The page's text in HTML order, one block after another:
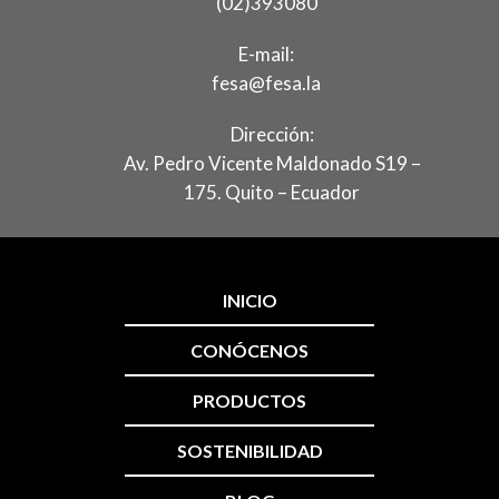
E-mail:
fesa@fesa.la
Dirección:
Av. Pedro Vicente Maldonado S19 –
175. Quito – Ecuador
INICIO
CONÓCENOS
PRODUCTOS
SOSTENIBILIDAD